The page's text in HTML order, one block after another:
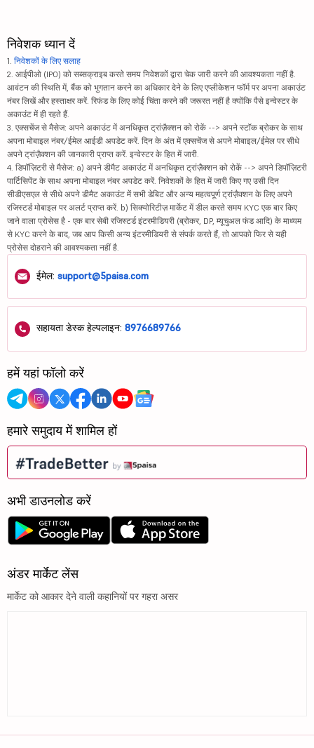
निवेशक ध्यान दें
1. निवेशकों के लिए सलाह
2. आईपीओ (IPO) को सब्सक्राइब करते समय निवेशकों द्वारा चेक जारी करने की आवश्यकता नहीं है.
आवंटन की स्थिति में, बैंक को भुगतान करने का अधिकार देने के लिए एप्लीकेशन फॉर्म पर अपना अकाउंट
नंबर लिखें और हस्ताक्षर करें. रिफंड के लिए कोई चिंता करने की जरूरत नहीं है क्योंकि पैसे इन्वेस्टर के
अकाउंट में ही रहते हैं.
3. एक्सचेंज से मैसेज: अपने अकाउंट में अनधिकृत ट्रांज़ैक्शन को रोकें --> अपने स्टॉक ब्रोकर के साथ
अपना मोबाइल नंबर/ईमेल आईडी अपडेट करें. दिन के अंत में एक्सचेंज से अपने मोबाइल/ईमेल पर सीधे
अपने ट्रांज़ैक्शन की जानकारी प्राप्त करें. इन्वेस्टर के हित में जारी.
4. डिपॉज़िटरी से मैसेज: a) अपने डीमैट अकाउंट में अनधिकृत ट्रांज़ैक्शन को रोकें --> अपने डिपॉज़िटरी
पार्टिसिपेंट के साथ अपना मोबाइल नंबर अपडेट करें. निवेशकों के हित में जारी किए गए उसी दिन
सीडीएसएल से सीधे अपने डीमैट अकाउंट में सभी डेबिट और अन्य महत्वपूर्ण ट्रांज़ैक्शन के लिए अपने
रजिस्टर्ड मोबाइल पर अलर्ट प्राप्त करें. b) सिक्योरिटीज़ मार्केट में डील करते समय KYC एक बार किए
जाने वाला प्रोसेस है - एक बार सेबी रजिस्टर्ड इंटरमीडियरी (ब्रोकर, DP, म्यूचुअल फंड आदि) के माध्यम
से KYC करने के बाद, जब आप किसी अन्य इंटरमीडियरी से संपर्क करते हैं, तो आपको फिर से यही
प्रोसेस दोहराने की आवश्यकता नहीं है.
ईमेल: support@5paisa.com
सहायता डेस्क हेल्पलाइन: 8976689766
हमें यहां फॉलो करें
हमारे समुदाय में शामिल हों
अभी डाउनलोड करें
अंडर मार्केट लेंस
मार्केट को आकार देने वाली कहानियों पर गहरा असर